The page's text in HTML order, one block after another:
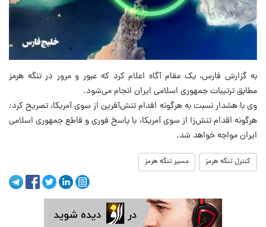
به گزارش فارس، یک مقام آگاه اعلام کرد که عبور و مرور در تنگه هرمز
مطابق ترتیبات جمهوری اسلامی ایران انجام می‌شود.
وی با هشدار نسبت به هرگونه اقدام تنش‌آفرین از سوی آمریکا، تصریح کرد:
هرگونه اقدام تنش‌زا از سوی آمریکا، با پاسخ فوری و قاطع جمهوری اسلامی
ایران مواجه خواهد شد.
کنترل تنگه هرمز مسیر تنگه هرمز